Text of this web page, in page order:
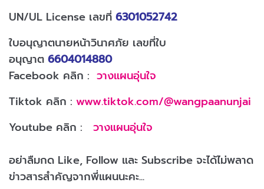
UN/UL License เลขที่ 6301052742
ใบอนุญาตนายหน้าวินาศภัย เลขที่ใบ
อนุญาต 6604014880
Facebook คลิก : วางแผนอุ่นใจ
Tiktok คลิก : www.tiktok.com/@wangpaanunjai
Youtube คลิก : วางแผนอุ่นใจ
อย่าลืมกด Like, Follow และ Subscribe จะได้ไม่พลาด
ข่าวสารสำคัญจากพี่แผนนะคะ...